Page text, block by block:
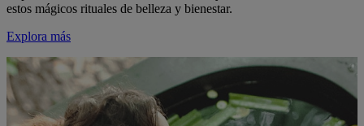
estos mágicos rituales de belleza y bienestar.
Explora más